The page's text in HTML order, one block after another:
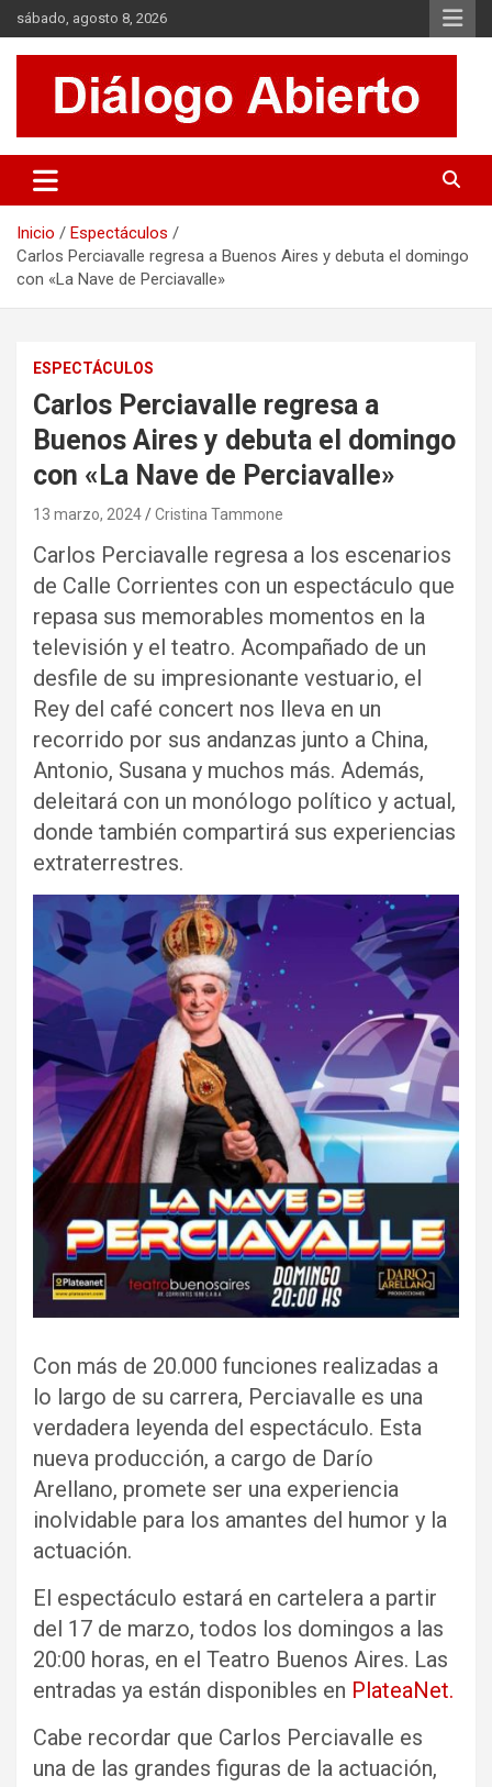
Saltar
al
contenido
sábado, agosto 8, 2026
Diálogo Abierto
Se tratan diversos temas de actualidad buscando hacer un
aporte a la sociedad, brindando información relevante de lo que
Inicio
Espectáculos
Carlos Perciavalle regresa a Buenos Aires y debuta el domingo
con «La Nave de Perciavalle»
ESPECTÁCULOS
Carlos Perciavalle regresa a
Buenos Aires y debuta el domingo
con «La Nave de Perciavalle»
13 marzo, 2024 Cristina Tammone
Carlos Perciavalle regresa a los escenarios
de Calle Corrientes con un espectáculo que
repasa sus memorables momentos en la
televisión y el teatro. Acompañado de un
desfile de su impresionante vestuario, el
Rey del café concert nos lleva en un
recorrido por sus andanzas junto a China,
Antonio, Susana y muchos más. Además,
deleitará con un monólogo político y actual,
donde también compartirá sus experiencias
extraterrestres.
Con más de 20.000 funciones realizadas a
lo largo de su carrera, Perciavalle es una
verdadera leyenda del espectáculo. Esta
nueva producción, a cargo de Darío
Arellano, promete ser una experiencia
inolvidable para los amantes del humor y la
actuación.
El espectáculo estará en cartelera a partir
del 17 de marzo, todos los domingos a las
20:00 horas, en el Teatro Buenos Aires. Las
entradas ya están disponibles en PlateaNet.
Cabe recordar que Carlos Perciavalle es
una de las grandes figuras de la actuación,